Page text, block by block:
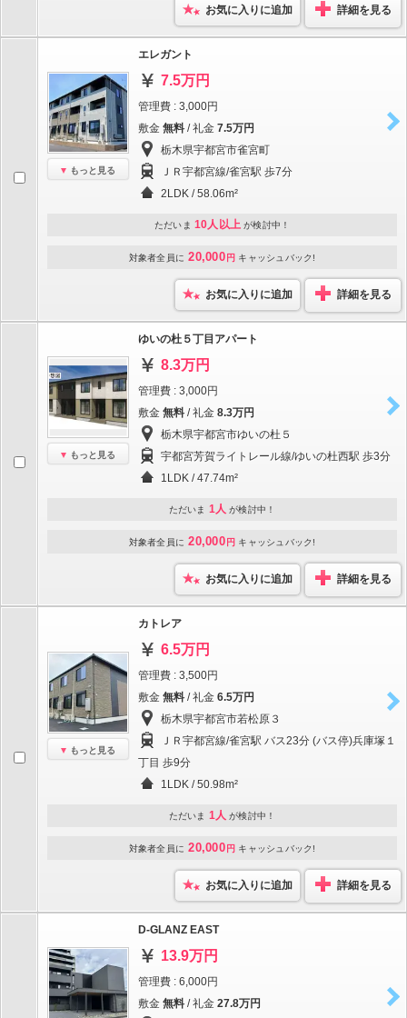
お気に入りに追加 詳細を見る
もっと見る
エレガント
7.5万円
管理費 : 3,000円
敷金 無料 / 礼金 7.5万円
栃木県宇都宮市雀宮町
ＪＲ宇都宮線/雀宮駅 歩7分
2LDK / 58.06m²
ただいま 10人以上 が検討中！
対象者全員に 20,000 円 キャッシュバック!
お気に入りに追加 詳細を見る
もっと見る
ゆいの杜５丁目アパート
8.3万円
管理費 : 3,000円
敷金 無料 / 礼金 8.3万円
栃木県宇都宮市ゆいの杜５
宇都宮芳賀ライトレール線/ゆいの杜西駅 歩3分
1LDK / 47.74m²
ただいま 1人 が検討中！
対象者全員に 20,000 円 キャッシュバック!
お気に入りに追加 詳細を見る
もっと見る
カトレア
6.5万円
管理費 : 3,500円
敷金 無料 / 礼金 6.5万円
栃木県宇都宮市若松原３
ＪＲ宇都宮線/雀宮駅 バス23分 (バス停)兵庫塚１
丁目 歩9分
1LDK / 50.98m²
ただいま 1人 が検討中！
対象者全員に 20,000 円 キャッシュバック!
お気に入りに追加 詳細を見る
D-GLANZ EAST
13.9万円
管理費 : 6,000円
敷金 無料 / 礼金 27.8万円